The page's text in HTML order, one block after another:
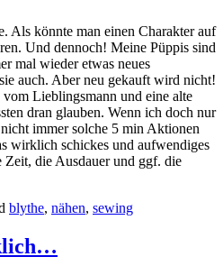
Als könnte man einen Charakter auf
Und dennoch! Meine Püppis sind
mal wieder etwas neues
auch. Aber neu gekauft wird nicht!
Lieblingsmann und eine alte
dran glauben. Wenn ich doch nur
immer solche 5 min Aktionen
wirklich schickes und aufwendiges
die Ausdauer und ggf. die
blythe, nähen, sewing